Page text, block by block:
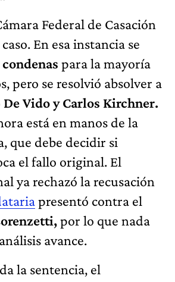
Federal de Casación
En esa instancia se
para la mayoría
pero se resolvió absolver a
De Vido y Carlos Kirchner.
está en manos de la
que debe decidir si
el fallo original. El
ya rechazó la recusación
presentó contra el
por lo que nada
avance.
la sentencia, el